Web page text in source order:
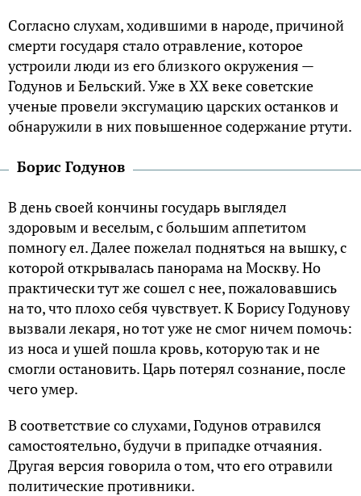
Согласно слухам, ходившими в народе, причиной
смерти государя стало отравление, которое
устроили люди из его близкого окружения —
Годунов и Бельский. Уже в XX веке советские
ученые провели эксгумацию царских останков и
обнаружили в них повышенное содержание ртути.
Борис Годунов
В день своей кончины государь выглядел
здоровым и веселым, с большим аппетитом
помногу ел. Далее пожелал подняться на вышку, с
которой открывалась панорама на Москву. Но
практически тут же сошел с нее, пожаловавшись
на то, что плохо себя чувствует. К Борису Годунову
вызвали лекаря, но тот уже не смог ничем помочь:
из носа и ушей пошла кровь, которую так и не
смогли остановить. Царь потерял сознание, после
чего умер.
В соответствие со слухами, Годунов отравился
самостоятельно, будучи в припадке отчаяния.
Другая версия говорила о том, что его отравили
политические противники.